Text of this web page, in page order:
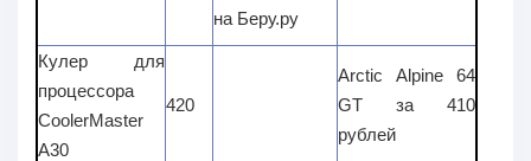
на Беру.ру
Кулер для
процессора
CoolerMaster
A30
420
Arctic Alpine 64
GT за 410
рублей